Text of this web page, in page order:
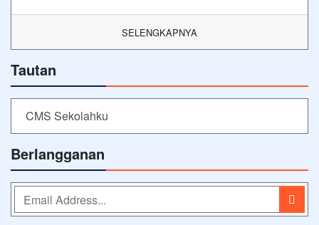
SELENGKAPNYA
Tautan
CMS Sekolahku
Berlangganan